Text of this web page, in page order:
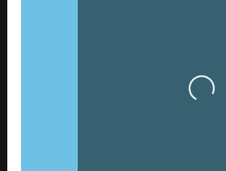
Cargando…